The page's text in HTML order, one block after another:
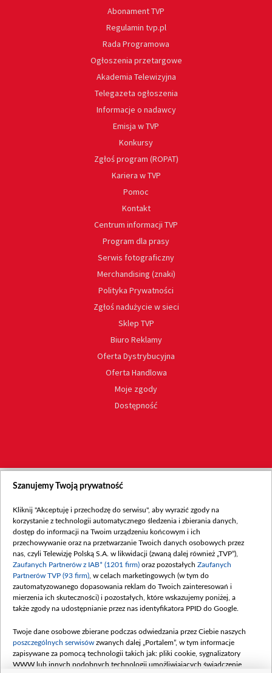
Abonament TVP
Regulamin tvp.pl
Rada Programowa
Ogłoszenia przetargowe
Akademia Telewizyjna
Telegazeta ogłoszenia
Informacje o nadawcy
Emisja w TVP
Konkursy
Zgłoś program (ROPAT)
Kariera w TVP
Pomoc
Kontakt
Centrum informacji TVP
Program dla prasy
Serwis fotograficzny
Merchandising (znaki)
Polityka Prywatności
Zgłoś nadużycie w sieci
Sklep TVP
Biuro Reklamy
Oferta Dystrybucyjna
Oferta Handlowa
Moje zgody
Dostępność
Szanujemy Twoją prywatność
Kliknij "Akceptuję i przechodzę do serwisu", aby wyrazić zgody na
korzystanie z technologii automatycznego śledzenia i zbierania danych,
dostęp do informacji na Twoim urządzeniu końcowym i ich
przechowywanie oraz na przetwarzanie Twoich danych osobowych przez
nas, czyli Telewizję Polską S.A. w likwidacji (zwaną dalej również „TVP”),
Zaufanych Partnerów z IAB* (1201 firm) oraz pozostałych Zaufanych
Partnerów TVP (93 firm) , w celach marketingowych (w tym do
zautomatyzowanego dopasowania reklam do Twoich zainteresowań i
mierzenia ich skuteczności) i pozostałych, które wskazujemy poniżej, a
także zgody na udostępnianie przez nas identyfikatora PPID do Google.
Twoje dane osobowe zbierane podczas odwiedzania przez Ciebie naszych
poszczególnych serwisów zwanych dalej „Portalem”, w tym informacje
zapisywane za pomocą technologii takich jak: pliki cookie, sygnalizatory
WWW lub innych podobnych technologii umożliwiających świadczenie